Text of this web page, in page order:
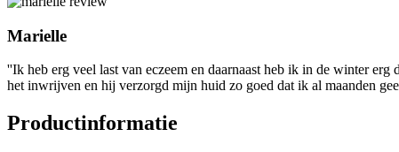
Marielle
''Ik heb erg veel last van eczeem en daarnaast heb ik in de winter
het inwrijven en hij verzorgd mijn huid zo goed dat ik al maanden
Productinformatie